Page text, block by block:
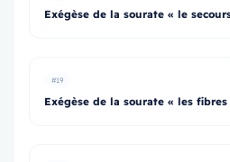
Exégèse de la sourate « le
#19
Exégèse de la sourate « les